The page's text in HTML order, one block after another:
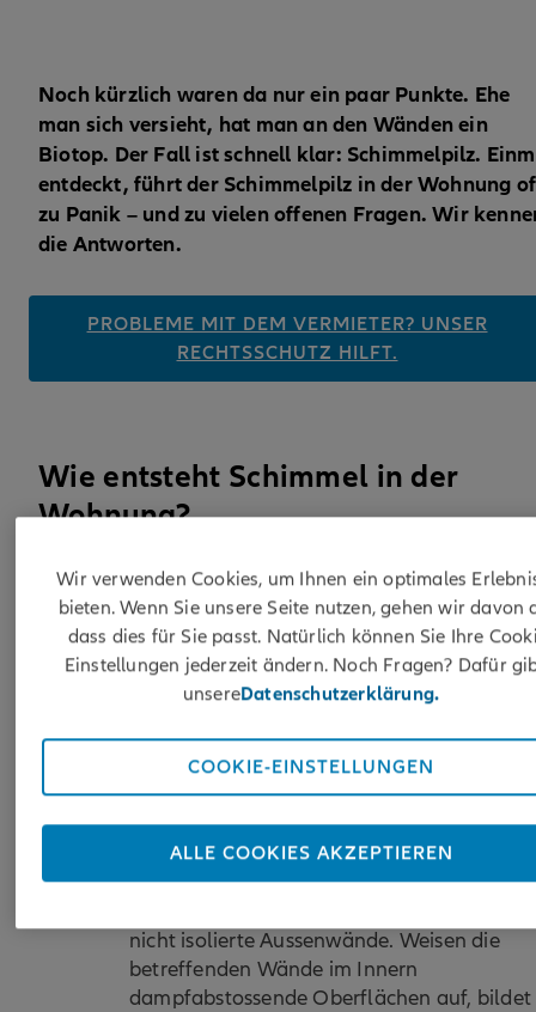
Noch kürzlich waren da nur ein paar Punkte. Ehe
man sich versieht, hat man an den Wänden ein
Biotop. Der Fall ist schnell klar: Schimmelpilz.
entdeckt, führt der Schimmelpilz in der Wohnung
zu Panik – und zu vielen offenen Fragen. Wir
die Antworten.
PROBLEME MIT DEM VERMIETER? UNSER
RECHTSSCHUTZ HILFT.
Wie entsteht Schimmel in der
Wohnung?
Die Ursache für Schimmel ist nicht immer eindeutig.
Deshalb muss sie rasch ermittelt und anschliessend
beseitigt werden, denn Schimmelpilz ist schädlich für
die Gesundheit. Flächen, die von Schimmelpilz
Diese können teilweise auch grünlich oder gar
Schimmel in der Mietwohnung entsteht
häufig durch Feuchtigkeit, die von aussen
eindringt. Entscheidend sind dabei
nicht isolierte Aussenwände. Weisen die
betreffenden Wände im Innern
dampfabstossende Oberflächen auf, bildet
Wir verwenden Cookies, um Ihnen ein optimales
bieten. Wenn Sie unsere Seite nutzen, gehen wir davon
dass dies für Sie passt. Natürlich können Sie Ihre
Einstellungen jederzeit ändern. Noch Fragen? Dafür
unsereDatenschutzerklärung.
COOKIE-EINSTELLUNGEN
ALLE COOKIES AKZEPTIEREN